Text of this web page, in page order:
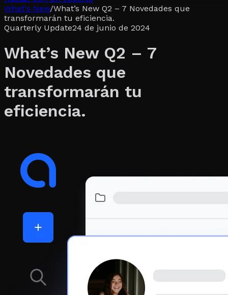
What's New/What’s New Q2 – 7 Novedades que
transformarán tu eficiencia.
Quarterly Update24 de junio de 2024
What’s New Q2 – 7
Novedades que
transformarán tu
eficiencia.